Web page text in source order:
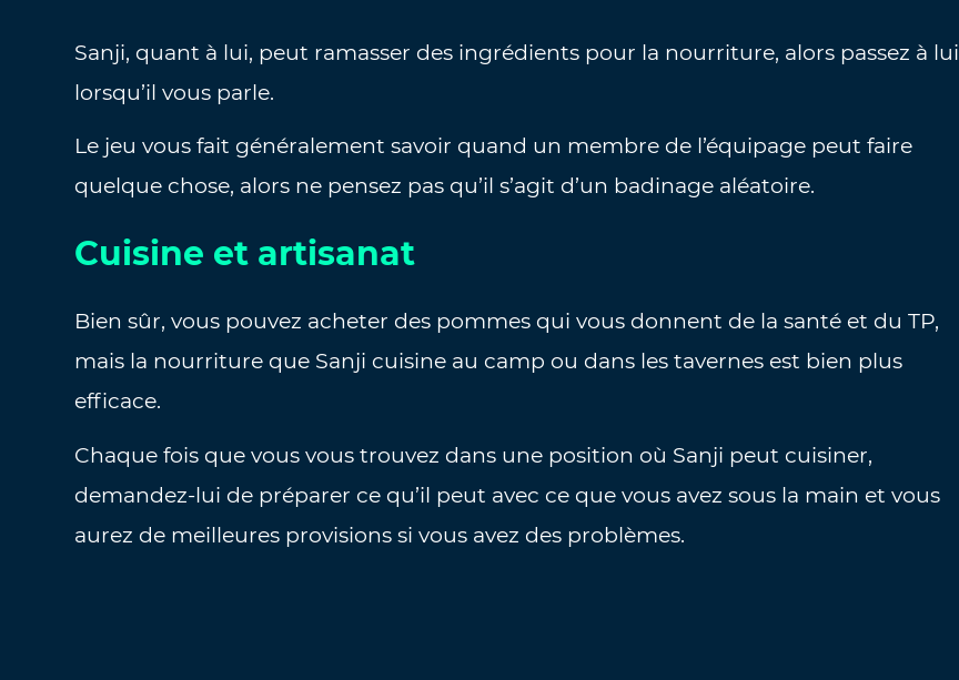
Sanji, quant à lui, peut ramasser des ingrédients pour la nourriture, alors passez à lui
lorsqu’il vous parle.
Le jeu vous fait généralement savoir quand un membre de l’équipage peut faire
quelque chose, alors ne pensez pas qu’il s’agit d’un badinage aléatoire.
Cuisine et artisanat
Bien sûr, vous pouvez acheter des pommes qui vous donnent de la santé et du TP,
mais la nourriture que Sanji cuisine au camp ou dans les tavernes est bien plus
efficace.
Chaque fois que vous vous trouvez dans une position où Sanji peut cuisiner,
demandez-lui de préparer ce qu’il peut avec ce que vous avez sous la main et vous
aurez de meilleures provisions si vous avez des problèmes.